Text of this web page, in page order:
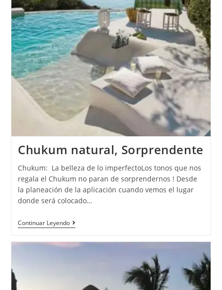
Chukum natural, Sorprendente
Chukum: La belleza de lo imperfectoLos tonos que nos
regala el Chukum no paran de sorprendernos ! Desde
la planeación de la aplicación cuando vemos el lugar
donde será colocado…
Continuar Leyendo